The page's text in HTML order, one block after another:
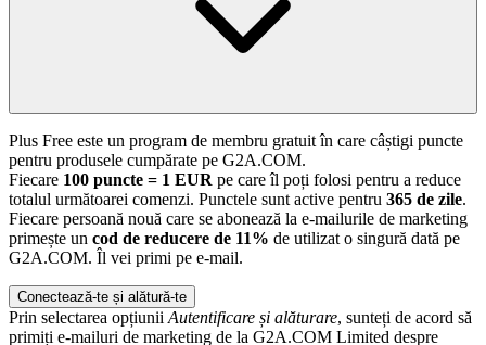
Plus Free este un program de membru gratuit în care câștigi puncte
pentru produsele cumpărate pe G2A.COM.
Fiecare 100 puncte = 1 EUR pe care îl poți folosi pentru a reduce
totalul următoarei comenzi. Punctele sunt active pentru 365 de zile.
Fiecare persoană nouă care se abonează la e-mailurile de marketing
primește un cod de reducere de 11% de utilizat o singură dată pe
G2A.COM. Îl vei primi pe e-mail.
Conectează-te și alătură-te
Prin selectarea opțiunii Autentificare și alăturare, sunteți de acord să
primiți e-mailuri de marketing de la G2A.COM Limited despre